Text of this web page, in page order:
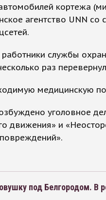
кортежа
агентство UNN со
службы
раз
медицинскую
уголовное
движения» и
под Белгородом. В